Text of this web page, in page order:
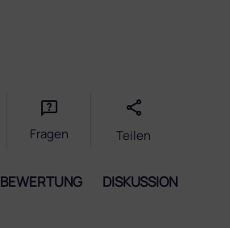
Fragen Teilen
BEWERTUNG DISKUSSION